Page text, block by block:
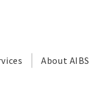
About AIBS